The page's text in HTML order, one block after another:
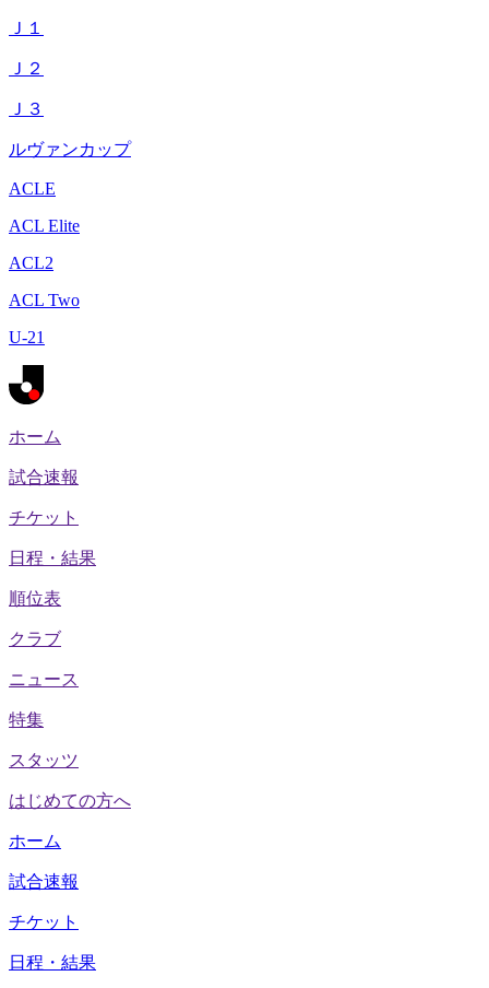
Ｊ１
Ｊ２
Ｊ３
ルヴァンカップ
ACLE
ACL Elite
ACL2
ACL Two
U-21
ホーム
試合速報
チケット
日程・結果
順位表
クラブ
ニュース
特集
スタッツ
はじめての方へ
ホーム
試合速報
チケット
日程・結果